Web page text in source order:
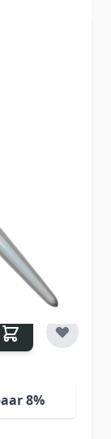
voor het
dit
je nu de
acryl
nagels
is
8%